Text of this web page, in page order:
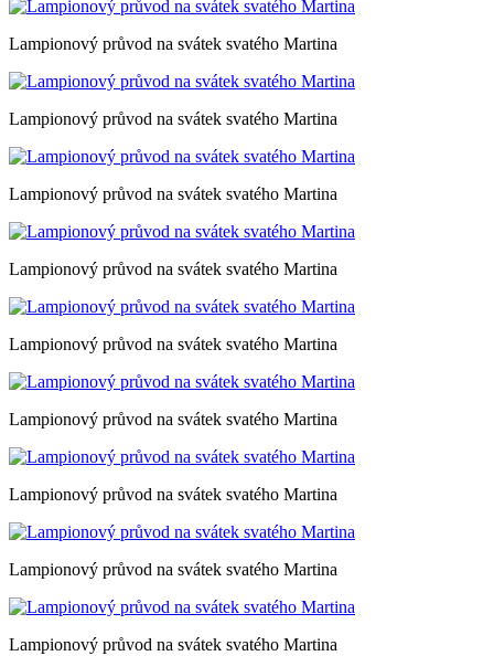
Lampionový průvod na svátek svatého Martina
Lampionový průvod na svátek svatého Martina
Lampionový průvod na svátek svatého Martina
Lampionový průvod na svátek svatého Martina
Lampionový průvod na svátek svatého Martina
Lampionový průvod na svátek svatého Martina
Lampionový průvod na svátek svatého Martina
Lampionový průvod na svátek svatého Martina
Lampionový průvod na svátek svatého Martina